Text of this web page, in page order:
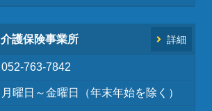
介護保険事業所 詳細
052-763-7842
月曜日～金曜日（年末年始を除く）